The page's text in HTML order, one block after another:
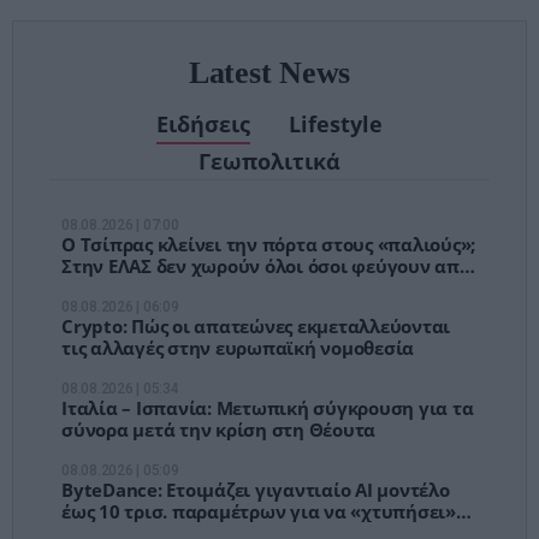
Latest News
Ειδήσεις
Lifestyle
Γεωπολιτικά
Ο Τσίπρας κλείνει την πόρτα στους «παλιούς»;
Στην ΕΛΑΣ δεν χωρούν όλοι όσοι φεύγουν από
Crypto: Πώς οι απατεώνες εκμεταλλεύονται
τις αλλαγές στην ευρωπαϊκή νομοθεσία
Ιταλία – Ισπανία: Μετωπική σύγκρουση για τα
σύνορα μετά την κρίση στη Θέουτα
ByteDance: Ετοιμάζει γιγαντιαίο AI μοντέλο
έως 10 τρισ. παραμέτρων για να «χτυπήσει»